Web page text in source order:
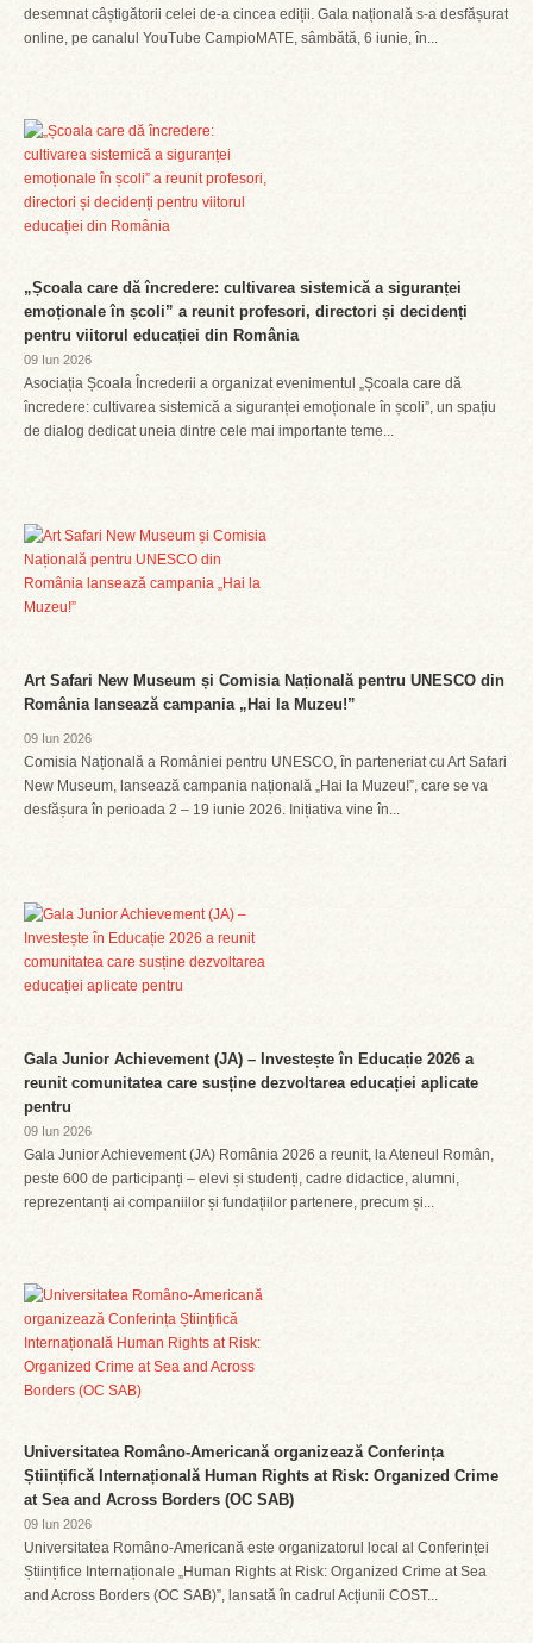
desemnat câștigătorii celei de-a cincea ediții. Gala națională s-a desfășurat
online, pe canalul YouTube CampioMATE, sâmbătă, 6 iunie, în...
„Școala care dă încredere: cultivarea sistemică a siguranței
emoționale în școli” a reunit profesori, directori și decidenți
pentru viitorul educației din România
09 Iun 2026
Asociația Școala Încrederii a organizat evenimentul „Școala care dă
încredere: cultivarea sistemică a siguranței emoționale în școli”, un spațiu
de dialog dedicat uneia dintre cele mai importante teme...
Art Safari New Museum și Comisia Națională pentru UNESCO din
România lansează campania „Hai la Muzeu!”
09 Iun 2026
Comisia Națională a României pentru UNESCO, în parteneriat cu Art Safari
New Museum, lansează campania națională „Hai la Muzeu!”, care se va
desfășura în perioada 2 – 19 iunie 2026. Inițiativa vine în...
Gala Junior Achievement (JA) – Investește în Educație 2026 a
reunit comunitatea care susține dezvoltarea educației aplicate
pentru
09 Iun 2026
Gala Junior Achievement (JA) România 2026 a reunit, la Ateneul Român,
peste 600 de participanți – elevi și studenți, cadre didactice, alumni,
reprezentanți ai companiilor și fundațiilor partenere, precum și...
Universitatea Româno-Americană organizează Conferința
Științifică Internațională Human Rights at Risk: Organized Crime
at Sea and Across Borders (OC SAB)
09 Iun 2026
Universitatea Româno-Americană este organizatorul local al Conferinței
Științifice Internaționale „Human Rights at Risk: Organized Crime at Sea
and Across Borders (OC SAB)”, lansată în cadrul Acțiunii COST...